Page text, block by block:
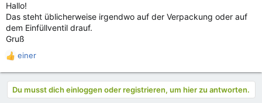
Hallo!
Das steht üblicherweise irgendwo auf der Verpackung oder auf
dem Einfüllventil drauf.
Gruß
R
e
a
einer
Du musst dich einloggen oder registrieren, um hier zu antworten.